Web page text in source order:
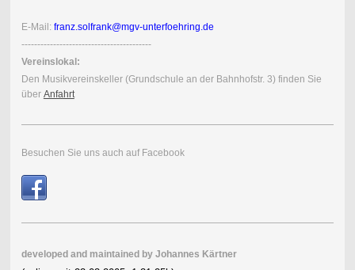
E-Mail: franz.solfrank@mgv-unterfoehring.de
-----------------------------------------
Vereinslokal:
Den Musikvereinskeller (Grundschule an der Bahnhofstr. 3) finden Sie
über Anfahrt
Besuchen Sie uns auch auf Facebook
developed and maintained by Johannes Kärtner